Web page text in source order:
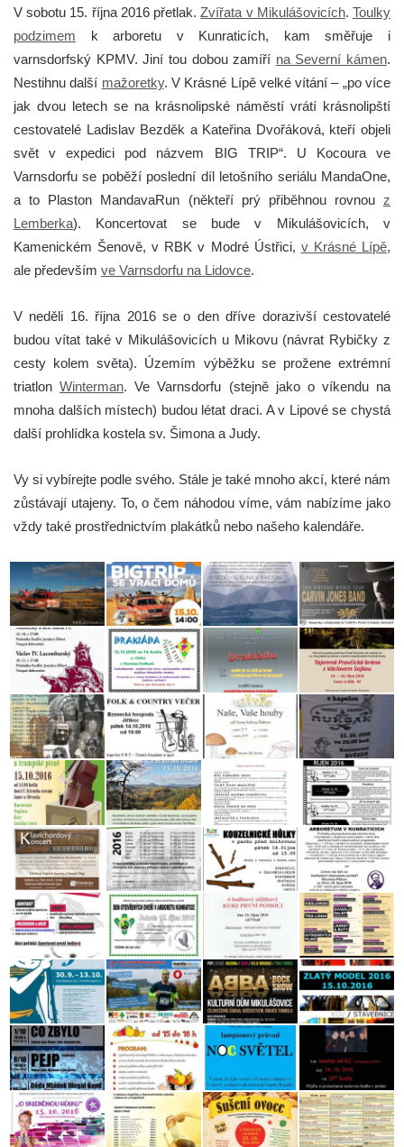
V sobotu 15. října 2016 přetlak.Zvířata v Mikulášovicích.Toulky
podzimem k arboretu v Kunraticích, kam směřuje i
varnsdorfský KPMV. Jiní tou dobou zamíří na Severní kámen.
Nestihnu další mažoretky. V Krásné Lípě velké vítání – „po více
jak dvou letech se na krásnolipské náměstí vrátí krásnolipští
cestovatelé Ladislav Bezděk a Kateřina Dvořáková, kteří objeli
svět v expedici pod názvem BIG TRIP“. U Kocoura ve
Varnsdorfu se poběží poslední díl letošního seriálu MandaOne,
a to Plaston MandavaRun (někteří prý přiběhnou rovnou z
Lemberka). Koncertovat se bude v Mikulášovicích, v
Kamenickém Šenově, v RBK v Modré Ústřici, v Krásné Lípě,
ale především ve Varnsdorfu na Lidovce.
V neděli 16. října 2016 se o den dříve dorazivší cestovatelé
budou vítat také v Mikulášovicích u Mikovu (návrat Rybičky z
cesty kolem světa). Územím výběžku se prožene extrémní
triatlonWinterman. Ve Varnsdorfu (stejně jako o víkendu na
mnoha dalších místech) budou létat draci. A v Lipové se chystá
další prohlídka kostela sv. Šimona a Judy.
Vy si vybírejte podle svého. Stále je také mnoho akcí, které nám
zůstávají utajeny. To, o čem náhodou víme, vám nabízíme jako
vždy také prostřednictvím plakátků nebo našeho kalendáře.